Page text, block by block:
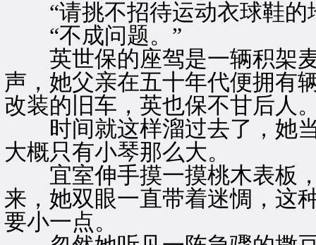
“请挑不招待运动衣球鞋的
“不成问题。”
英世保的座驾是一辆积架麦
声，她父亲在五十年代便拥有
改装的旧车，英也保不甘后人
时间就这样溜过去了，她当
大概只有小琴那么大。
宜室伸手摸一摸桃木表板，
来，她双眼一直带着迷惆，这
要小一点。